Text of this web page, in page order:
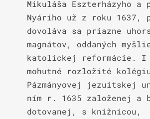
Mikuláša Eszterházyho a
Nyáriho už z roku 1637,
dovoláva sa priazne
magnátov, oddaných
katolíckej reformácie. I
mohutné rozložité
Pázmányovej jezuitskej
ním r. 1635 založenej a
dotovanej, s knižnicou,